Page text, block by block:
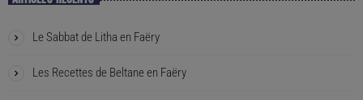
Le Sabbat de Litha en Faëry
Les Recettes de Beltane en Faëry